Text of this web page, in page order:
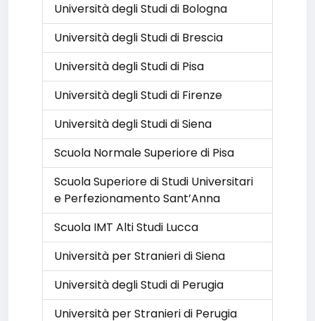
Università degli Studi di Bologna
Università degli Studi di Brescia
Università degli Studi di Pisa
Università degli Studi di Firenze
Università degli Studi di Siena
Scuola Normale Superiore di Pisa
Scuola Superiore di Studi Universitari
e Perfezionamento Sant’Anna
Scuola IMT Alti Studi Lucca
Università per Stranieri di Siena
Università degli Studi di Perugia
Università per Stranieri di Perugia